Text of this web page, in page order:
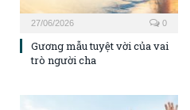
27/06/2026 0
Gương mẫu tuyệt vời của vai
trò người cha